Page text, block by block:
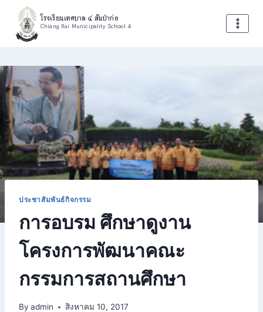
content
โรงเรียนเทศบาล ๔ สันป่าก่อ
Chiang Rai Municipality School 4
ประชาสัมพันธ์กิจกรรม
การอบรม ศึกษาดูงาน
โครงการพัฒนาคณะ
กรรมการสถานศึกษา
By admin สิงหาคม 10, 2017